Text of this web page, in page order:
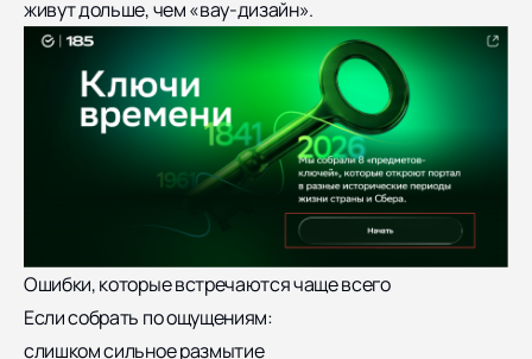
живут дольше, чем «вау-дизайн».
Ошибки, которые встречаются чаще всего
Если собрать по ощущениям:
слишком сильное размытие